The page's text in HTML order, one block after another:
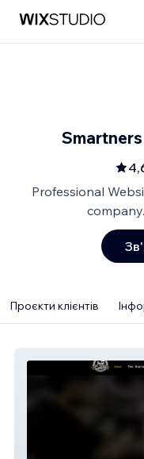
Professional
Проєкти клієнтів